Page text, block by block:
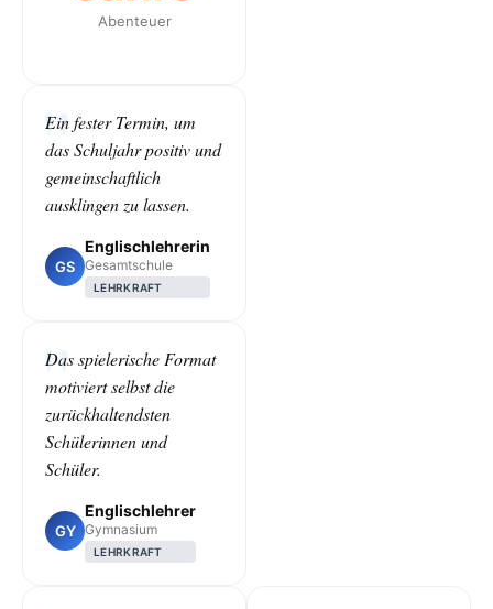
Abenteuer
Ein fester Termin, um
das Schuljahr positiv und
gemeinschaftlich
ausklingen zu lassen.
GS
Englischlehrerin
Gesamtschule
LEHRKRAFT
Das spielerische Format
motiviert selbst die
zurückhaltendsten
Schülerinnen und
Schüler.
GY
Englischlehrer
Gymnasium
LEHRKRAFT